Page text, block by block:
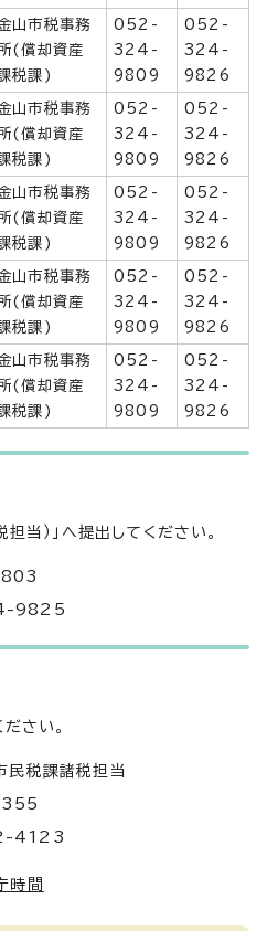
山市税事務
(償却資産
税課)
052-
324-
9809
052-
324-
9826
山市税事務
(償却資産
税課)
052-
324-
9809
052-
324-
9826
山市税事務
(償却資産
税課)
052-
324-
9809
052-
324-
9826
山市税事務
(償却資産
税課)
052-
324-
9809
052-
324-
9826
山市税事務
(償却資産
税課)
052-
324-
9809
052-
324-
9826
当）」へ提出してください。
9825
さい。
民税課諸税担当
4123
時間